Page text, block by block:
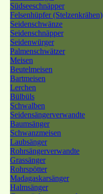
Südseeschnäpper
Felsenhüpfer (Stelzenkrähen)
Seidenschwänze
Seidenschnäpper
Seidenwürger
Palmenschwätzer
Meisen
Beutelmeisen
Bartmeisen
Lerchen
Bülbüls
Schwalben
Seidensängerverwandte
Baumsänger
Schwanzmeisen
Laubsänger
Rohrsängerverwandte
Grassänger
Rohrspötter
Madagaskarsänger
Halmsänger